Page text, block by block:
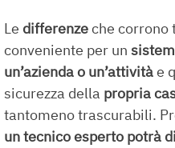
Le differenzeche corrono
conveniente per un
un’aziendao un’attivitàe
sicurezza della propria
tantomeno trascurabili.
un tecnico esperto potrà